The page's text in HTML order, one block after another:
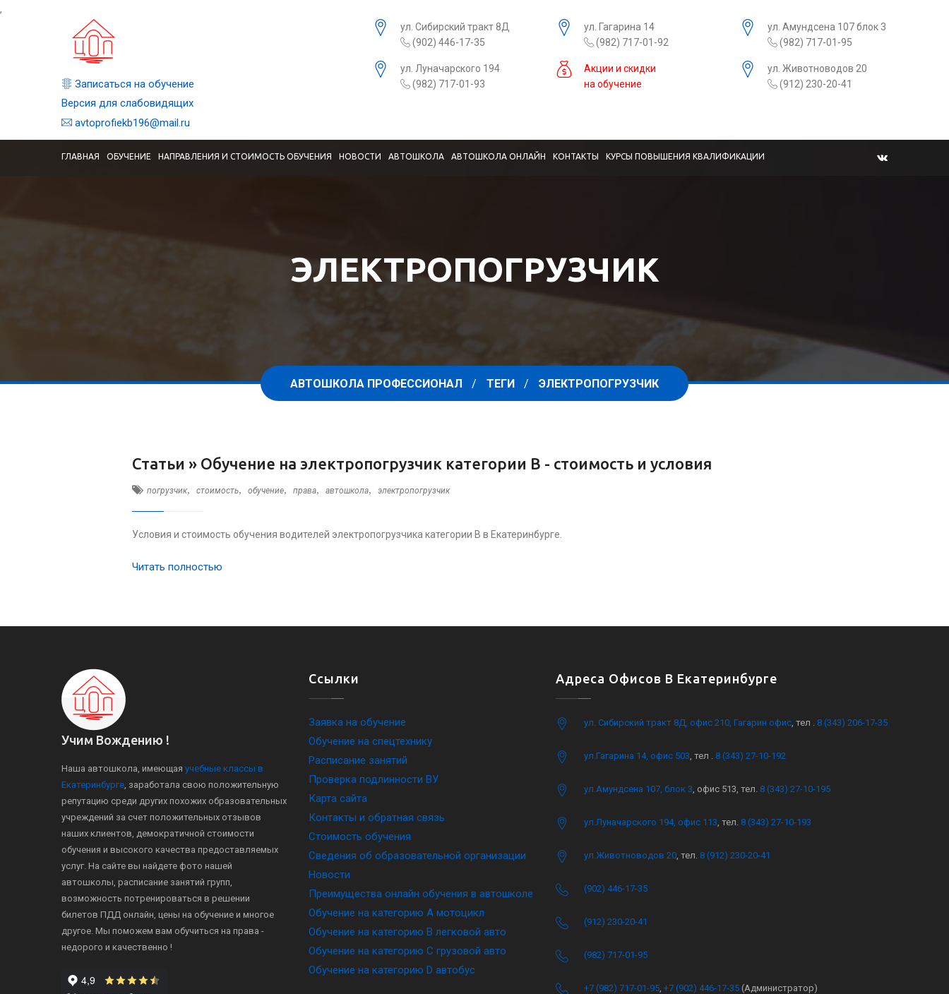
,
Записаться на обучение
Версия для слабовидящих
avtoprofiekb196@mail.ru
ул. Сибирский тракт 8Д
(902) 446-17-35
ул. Гагарина 14
(982) 717-01-92
ул. Амундсена 107 блок 3
(982) 717-01-95
ул. Луначарского 194
(982) 717-01-93
Акции и скидки
на обучение
ул. Животноводов 20
(912) 230-20-41
ГЛАВНАЯ ОБУЧЕНИЕ НАПРАВЛЕНИЯ И СТОИМОСТЬ ОБУЧЕНИЯ НОВОСТИ АВТОШКОЛА АВТОШКОЛА ОНЛАЙН КОНТАКТЫ КУРСЫ ПОВЫШЕНИЯ КВАЛИФИКАЦИИ
ЭЛЕКТРОПОГРУЗЧИК
АВТОШКОЛА ПРОФЕССИОНАЛ ТЕГИ ЭЛЕКТРОПОГРУЗЧИК
Статьи » Обучение на электропогрузчик категории B - стоимость и условия
погрузчик, стоимость, обучение, права, автошкола, электропогрузчик
Условия и стоимость обучения водителей электропогрузчика категории B в Екатеринбурге.
Читать полностью
Учим Вождению !
Наша автошкола, имеющая учебные классы в
Екатеринбурге, заработала свою положительную
репутацию среди других похожих образовательных
учреждений за счет положительных отзывов
наших клиентов, демократичной стоимости
обучения и высокого качества предоставляемых
услуг. На сайте вы найдете фото нашей
автошколы, расписание занятий групп,
возможность потренироваться в решении
билетов ПДД онлайн, цены на обучение и многое
другое. Мы поможем вам обучиться на права -
недорого и качественно !
Ссылки
Заявка на обучение
Обучение на спецтехнику
Расписание занятий
Проверка подлинности ВУ
Карта сайта
Контакты и обратная связь
Стоимость обучения
Сведения об образовательной организации
Новости
Преимущества онлайн обучения в автошколе
Обучение на категорию A мотоцикл
Обучение на категорию B легковой авто
Обучение на категорию C грузовой авто
Обучение на категорию D автобус
Адреса Офисов В Екатеринбурге
ул. Сибирский тракт 8Д, офис 210, Гагарин офис, тел . 8 (343) 206-17-35
ул.Гагарина 14, офис 503, тел . 8 (343) 27-10-192
ул.Амундсена 107, блок 3, офис 513, тел. 8 (343) 27-10-195
ул.Луначарского 194, офис 113, тел. 8 (343) 27-10-193
ул.Животноводов 20, тел. 8 (912) 230-20-41
(902) 446-17-35
(912) 230-20-41
(982) 717-01-95
+7 (982) 717-01-95, +7 (902) 446-17-35 (Администратор)